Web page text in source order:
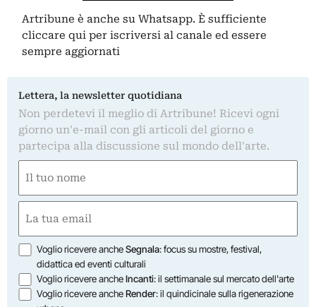
Artribune è anche su Whatsapp. È sufficiente
cliccare qui per iscriversi al canale ed essere
sempre aggiornati
Lettera, la newsletter quotidiana
Non perdetevi il meglio di Artribune! Ricevi ogni
giorno un'e-mail con gli articoli del giorno e
partecipa alla discussione sul mondo dell'arte.
(Required)
First
(Required)
Opzioni
Voglio ricevere ancheSegnala: focus su mostre, festival,
didattica ed eventi culturali
Voglio ricevere ancheIncanti: il settimanale sul mercato dell'arte
Voglio ricevere ancheRender: il quindicinale sulla rigenerazione